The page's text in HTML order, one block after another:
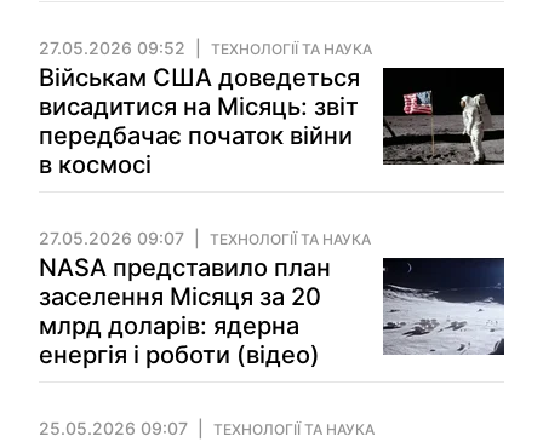
27.05.2026 09:52 ТЕХНОЛОГІЇ ТА НАУКА
Військам США доведеться
висадитися на Місяць: звіт
передбачає початок війни
в космосі
27.05.2026 09:07 ТЕХНОЛОГІЇ ТА НАУКА
NASA представило план
заселення Місяця за 20
млрд доларів: ядерна
енергія і роботи (відео)
25.05.2026 09:07 ТЕХНОЛОГІЇ ТА НАУКА